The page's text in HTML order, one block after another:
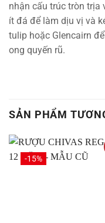
nhận cấu trúc tròn trịa
ít đá để làm dịu vị và
tulip hoặc Glencairn
ong quyến rũ.
SẢN PHẨM
-15%